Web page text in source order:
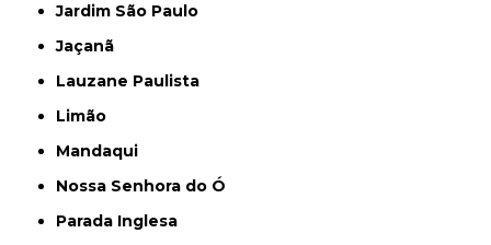
Jardim São Paulo
Jaçanã
Lauzane Paulista
Limão
Mandaqui
Nossa Senhora do Ó
Parada Inglesa